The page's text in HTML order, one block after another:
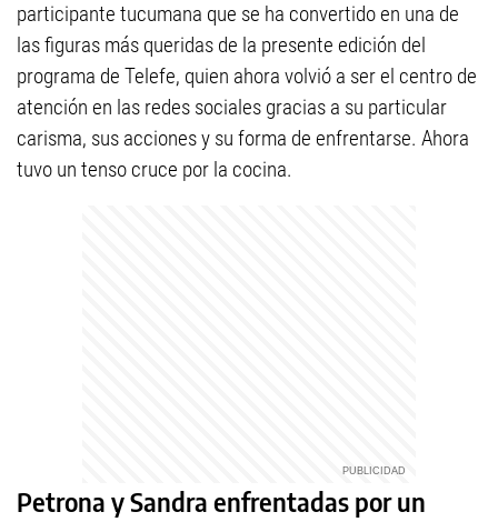
participante tucumana que se ha convertido en una de
las figuras más queridas de la presente edición del
programa de Telefe, quien ahora volvió a ser el centro de
atención en las redes sociales gracias a su particular
carisma, sus acciones y su forma de enfrentarse. Ahora
tuvo un tenso cruce por la cocina.
Petrona y Sandra enfrentadas por un